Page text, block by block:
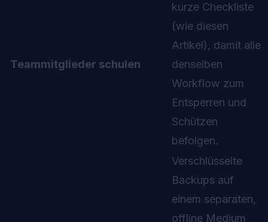
Teammitglieder schulen
kurze Checkliste
(wie diesen
Artikel), damit alle
denselben
Workflow zum
Entsperren und
Schützen
befolgen.
Verschlüsselte
Backups auf
einem separaten,
offline Medium